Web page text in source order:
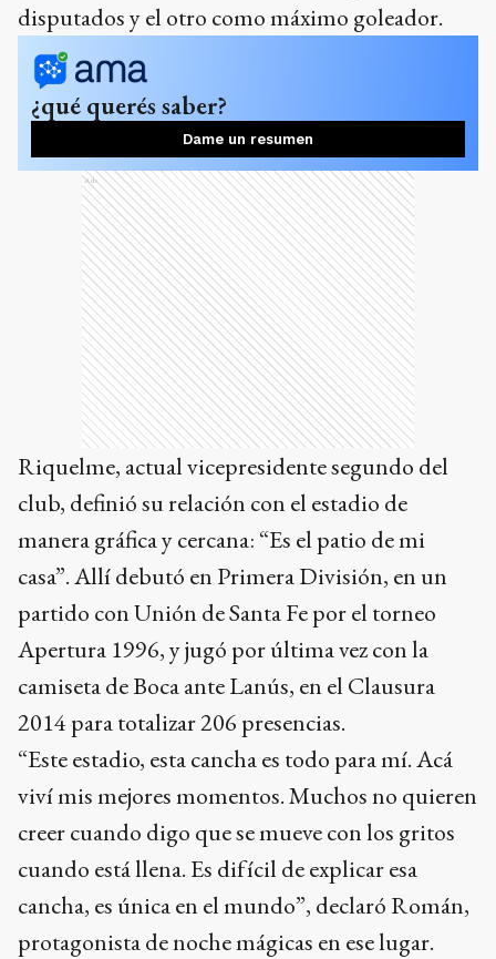
disputados y el otro como máximo goleador.
¿qué querés saber?
Dame un resumen
Ads
Riquelme, actual vicepresidente segundo del
club, definió su relación con el estadio de
manera gráfica y cercana: “Es el patio de mi
casa”. Allí debutó en Primera División, en un
partido con Unión de Santa Fe por el torneo
Apertura 1996, y jugó por última vez con la
camiseta de Boca ante Lanús, en el Clausura
2014 para totalizar 206 presencias.
“Este estadio, esta cancha es todo para mí. Acá
viví mis mejores momentos. Muchos no quieren
creer cuando digo que se mueve con los gritos
cuando está llena. Es difícil de explicar esa
cancha, es única en el mundo”, declaró Román,
protagonista de noche mágicas en ese lugar.